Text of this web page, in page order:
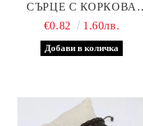
СЪРЦЕ С КОРКОВА
ТАПА 6,0 Х 7,0 Х 4,0 СМ
€0.82 1.60лв.